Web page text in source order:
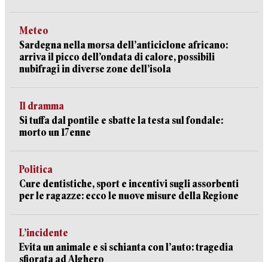
Meteo
Sardegna nella morsa dell’anticiclone africano:
arriva il picco dell’ondata di calore, possibili
nubifragi in diverse zone dell’isola
Il dramma
Si tuffa dal pontile e sbatte la testa sul fondale:
morto un 17enne
Politica
Cure dentistiche, sport e incentivi sugli assorbenti
per le ragazze: ecco le nuove misure della Regione
L’incidente
Evita un animale e si schianta con l’auto: tragedia
sfiorata ad Alghero